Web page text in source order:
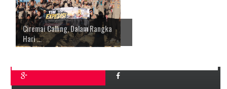
Ciremai Calling, Dalam Rangka
Hari ...